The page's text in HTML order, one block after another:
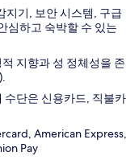
지기, 보안 시스템, 구급
심하고 숙박할 수 있는
지향과 성 정체성을 존
수단은 신용카드, 직불카
American Express,
Pay